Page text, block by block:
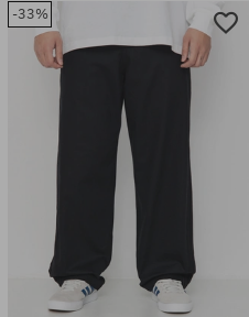
Elérhető méretek:
-33%